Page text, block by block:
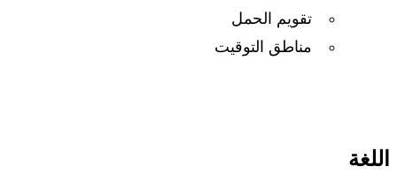
تقويم الحمل
مناطق التوقيت
اللغة